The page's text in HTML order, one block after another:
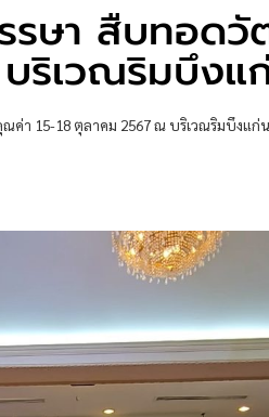
ษา สืบทอด
ริเวณริมบึงแ
า 15-18 ตุลาคม 2567 ณ บริเวณริมบึงแก่